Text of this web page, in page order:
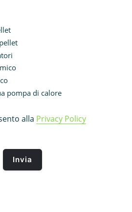
pompa di calore
alla Privacy Policy